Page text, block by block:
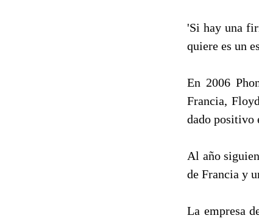
'Si hay una
quiere es un
En 2006
Francia,
dado positivo
Al año
de Francia y
La empresa